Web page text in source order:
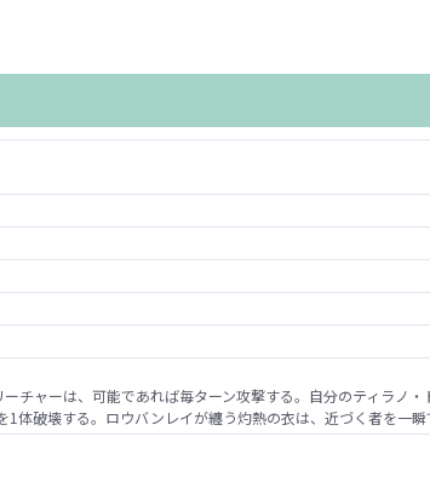
チャーは、可能であれば毎ターン攻撃する。自分のティラノ
体破壊する。ロウバンレイが纏う灼熱の衣は、近づく者を一瞬